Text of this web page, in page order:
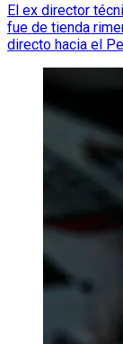
El ex director
fue de tienda
directo hacia el